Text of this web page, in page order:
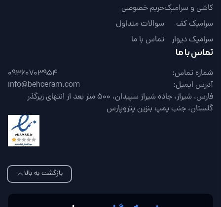
کاشی و سرامیک
سرامیک کف
سرامیک دیوار
حریم خصوصی
سوالات متداول
تماس با ما
تماس با ما
شماره تماس:
09360703954
آدرس ایمیل:
info@behceram.com
فارس، شیراز، جاده شیراز سپیدان، 500 متر بعد از انتهای زیرگذر
گلستان، جنب پمپ بنزین پتروپارس
بازگشت به بالا